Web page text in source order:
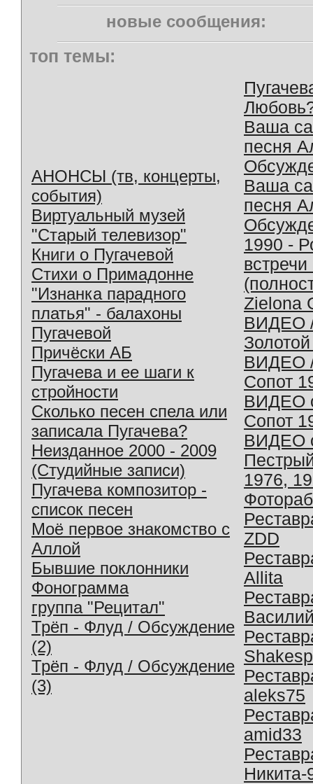
новые сообщения:
топ темы:
АНОНСЫ (тв, концерты,
события)
Виртуальный музей
"Старый телевизор"
Книги о Пугачевой
Стихи о Примадонне
"Изнанка парадного
платья" - балахоны
Пугачевой
Причёски АБ
Пугачева и ее шаги к
стройности
Сколько песен спела или
записала Пугачева?
Неизданное 2000 - 2009
(Студийные записи)
Пугачева композитор -
список песен
Моё первое знакомство с
Аллой
Бывшие поклонники
Фонограмма
группа "Рецитал"
Трёп - Флуд / Обсуждение
(2)
Трёп - Флуд / Обсуждение
(3)
Ваша
песня
Ваша
песня
1990 -
Zielona
ВИДЕО
ВИДЕО
Сопот
ВИДЕО
Сопот
ВИДЕО
1976,
ZDD
Allita
aleks75
amid33
Никита-